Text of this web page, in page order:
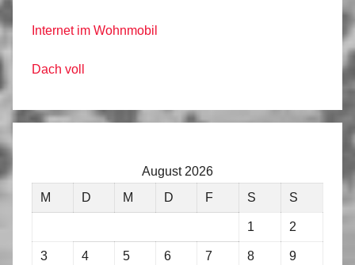
Internet im Wohnmobil
Dach voll
August 2026
M
D M D F S S
1 2
3 4 5 6 7 8 9